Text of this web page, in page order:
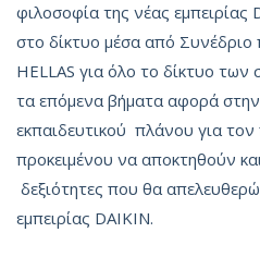
φιλοσοφία της νέας εμπειρίας
στο δίκτυο μέσα από
HELLAS για όλο το δίκτυο
τα επόμενα βήματα αφορά
εκπαιδευτικού πλάνου για
προκειμένου να αποκτηθούν
δεξιότητες που θα
εμπειρίας DAIKIN.